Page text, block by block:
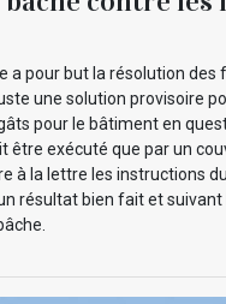
a pour but la résolution
une solution provisoire
pour le bâtiment en
être exécuté que par un
à la lettre les instructions
résultat bien fait et suivant